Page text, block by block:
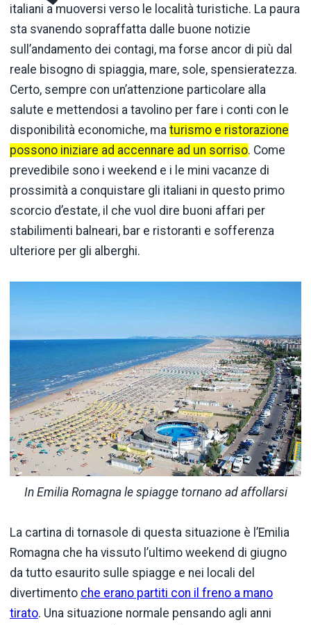
italiani a muoversi verso le località turistiche. La paura
sta svanendo sopraffatta dalle buone notizie
sull’andamento dei contagi, ma forse ancor di più dal
reale bisogno di spiaggia, mare, sole, spensieratezza.
Certo, sempre con un’attenzione particolare alla
salute e mettendosi a tavolino per fare i conti con le
disponibilità economiche, ma turismo e ristorazione
possono iniziare ad accennare ad un sorriso. Come
prevedibile sono i weekend e i le mini vacanze di
prossimità a conquistare gli italiani in questo primo
scorcio d’estate, il che vuol dire buoni affari per
stabilimenti balneari, bar e ristoranti e sofferenza
ulteriore per gli alberghi.
In Emilia Romagna le spiagge tornano ad affollarsi
La cartina di tornasole di questa situazione è l’Emilia
Romagna che ha vissuto l’ultimo weekend di giugno
da tutto esaurito sulle spiagge e nei locali del
divertimento che erano partiti con il freno a mano
tirato. Una situazione normale pensando agli anni